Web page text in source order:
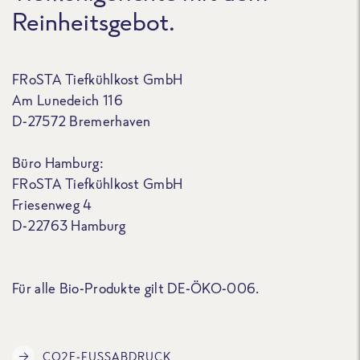
Reinheitsgebot.
FRoSTA Tiefkühlkost GmbH
Am Lunedeich 116
D-27572 Bremerhaven
Büro Hamburg:
FRoSTA Tiefkühlkost GmbH
Friesenweg 4
D-22763 Hamburg
Für alle Bio-Produkte gilt DE-ÖKO-006.
CO2E-FUSSABDRUCK